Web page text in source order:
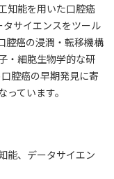
知能を用いた口腔癌
サイエンスをツール
腔癌の浸潤・転移機構
・細胞生物学的な研
腔癌の早期発見に寄
ています。
能、データサイエン